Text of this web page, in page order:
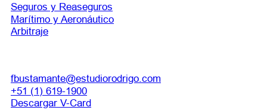
Seguros y Reaseguros
Marítimo y Aeronáutico
Arbitraje
fbustamante@estudiorodrigo.com
+51 (1) 619-1900
Descargar V-Card